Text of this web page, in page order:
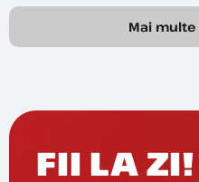
Mai multe
FII LA ZI!